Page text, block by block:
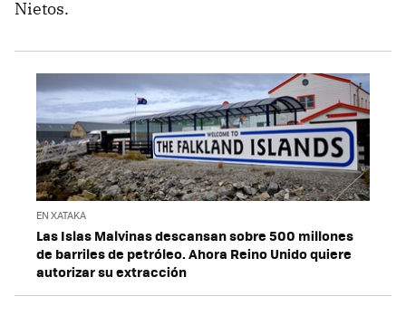
Nietos.
EN XATAKA
Las Islas Malvinas descansan sobre 500 millones
de barriles de petróleo. Ahora Reino Unido quiere
autorizar su extracción